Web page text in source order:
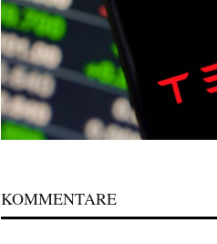
KOMMENTARE